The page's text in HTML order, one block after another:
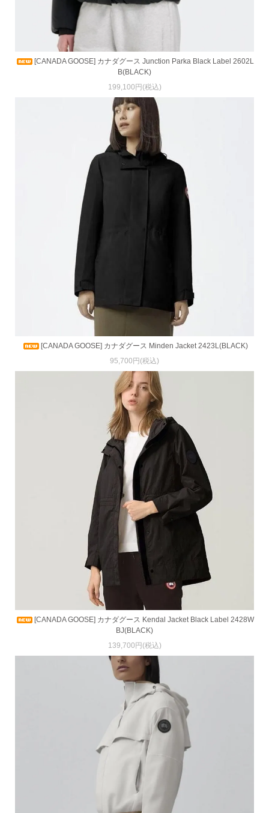
[CANADA GOOSE] カナダグース Junction Parka Black Label 2602L
B(BLACK)
199,100円(税込)
[CANADA GOOSE] カナダグース Minden Jacket 2423L(BLACK)
95,700円(税込)
[CANADA GOOSE] カナダグース Kendal Jacket Black Label 2428W
BJ(BLACK)
139,700円(税込)